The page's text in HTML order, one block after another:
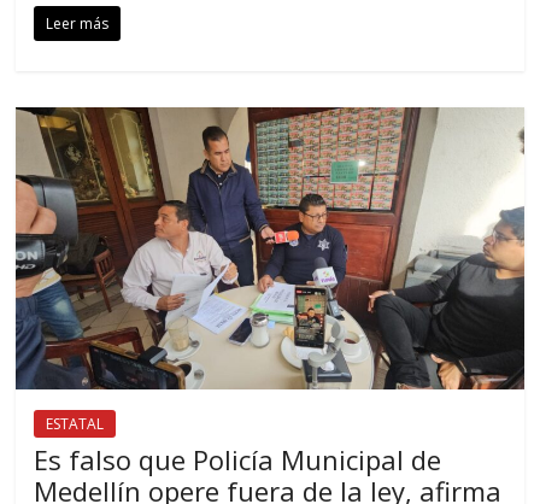
Leer más
ESTATAL
Es falso que Policía Municipal de
Medellín opere fuera de la ley, afirma